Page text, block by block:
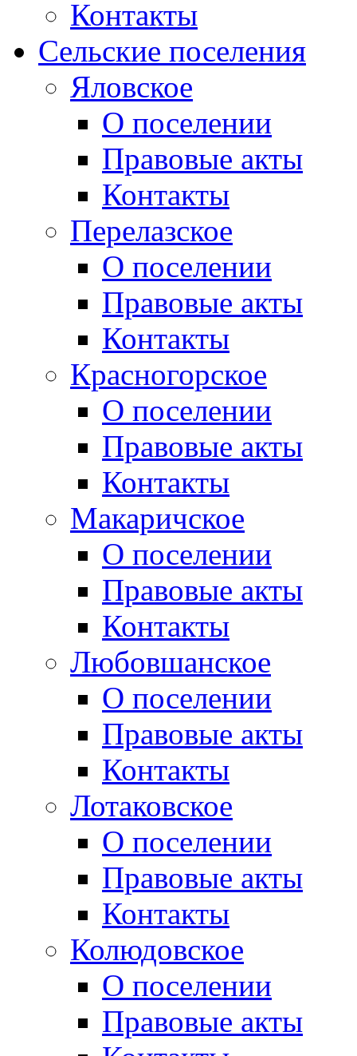
Контакты
Сельские поселения
Яловское
О поселении
Правовые акты
Контакты
Перелазское
О поселении
Правовые акты
Контакты
Красногорское
О поселении
Правовые акты
Контакты
Макаричское
О поселении
Правовые акты
Контакты
Любовшанское
О поселении
Правовые акты
Контакты
Лотаковское
О поселении
Правовые акты
Контакты
Колюдовское
О поселении
Правовые акты